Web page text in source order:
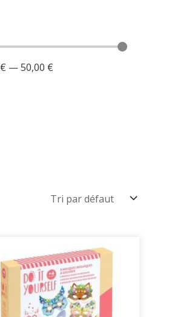
€ —50,00 €